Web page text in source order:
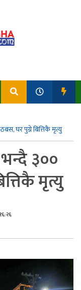
घर पुग्ने बित्तिकै मृत्यु
३००
मृत्यु